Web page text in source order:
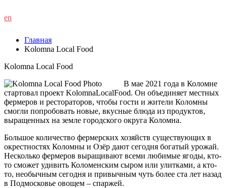
en
Главная
Kolomna Local Food
Kolomna Local Food
В мае 2021 года в Коломне
стартовал проект KolomnaLocalFood. Он объединяет местных
фермеров и рестораторов, чтобы гости и жители Коломны
смогли попробовать новые, вкусные блюда из продуктов,
выращенных на земле городского округа Коломна.
Большое количество фермерских хозяйств существующих в
окрестностях Коломны и Озёр дают сегодня богатый урожай.
Несколько фермеров выращивают всеми любимые ягоды, кто-
то сможет удивить Коломенским сыром или улитками, а кто-
то, необычным сегодня и привычным чуть более ста лет назад
в Подмосковье овощем – спаржей.